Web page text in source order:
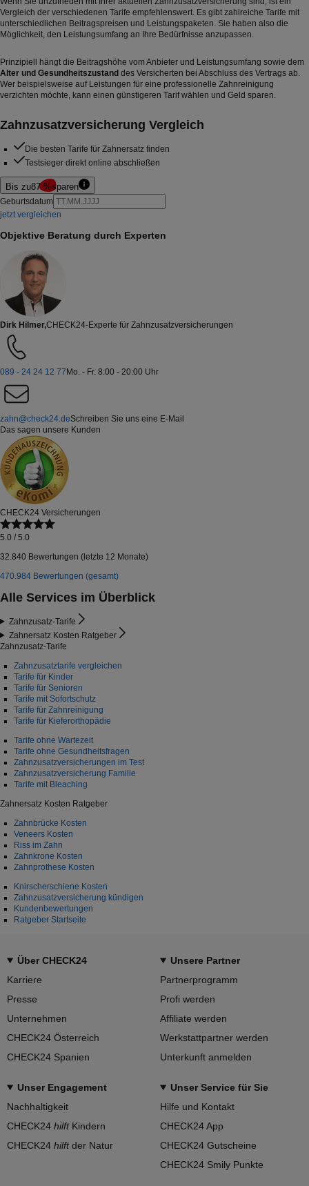
Vergleich der verschiedenen Tarife empfehlenswert. Es gibt zahlreiche Tarife mit
unterschiedlichen Beitragspreisen und Leistungspaketen. Sie haben also die
Möglichkeit, den Leistungsumfang an Ihre Bedürfnisse anzupassen.
Prinzipiell hängt die Beitragshöhe vom Anbieter und Leistungsumfang sowie dem
Alter und Gesundheitszustand des Versicherten bei Abschluss des Vertrags ab.
Wer beispielsweise auf Leistungen für eine professionelle Zahnreinigung
verzichten möchte, kann einen günstigeren Tarif wählen und Geld sparen.
Zahnzusatzversicherung Vergleich
Die besten Tarife für Zahnersatz finden
Testsieger direkt online abschließen
Bis zu87 %sparen
Geburtsdatum
jetzt vergleichen
Objektive Beratung durch Experten
Dirk Hilmer,CHECK24-Experte für Zahnzusatzversicherungen
089 - 24 24 12 77Mo. - Fr. 8:00 - 20:00 Uhr
zahn@check24.deSchreiben Sie uns eine E-Mail
Das sagen unsere Kunden
CHECK24 Versicherungen
5.0 / 5.0
32.840 Bewertungen (letzte 12 Monate)
470.984 Bewertungen (gesamt)
Alle Services im Überblick
Zahnzusatz-Tarife
Zahnersatz Kosten Ratgeber
Zahnzusatz-Tarife
Zahnzusatztarife vergleichen
Tarife für Kinder
Tarife für Senioren
Tarife mit Sofortschutz
Tarife für Zahnreinigung
Tarife für Kieferorthopädie
Tarife ohne Wartezeit
Tarife ohne Gesundheitsfragen
Zahnzusatzversicherungen im Test
Zahnzusatzversicherung Familie
Tarife mit Bleaching
Zahnersatz Kosten Ratgeber
Zahnbrücke Kosten
Veneers Kosten
Riss im Zahn
Zahnkrone Kosten
Zahnprothese Kosten
Knirscherschiene Kosten
Zahnzusatzversicherung kündigen
Kundenbewertungen
Ratgeber Startseite
Über CHECK24
Karriere
Presse
Unternehmen
CHECK24 Österreich
CHECK24 Spanien
Unsere Partner
Partnerprogramm
Profi werden
Affiliate werden
Werkstattpartner werden
Unterkunft anmelden
Unser Engagement
Nachhaltigkeit
CHECK24 hilftKindern
CHECK24 hilftder Natur
Unser Service für Sie
Hilfe und Kontakt
CHECK24 App
CHECK24 Gutscheine
CHECK24 Smily Punkte